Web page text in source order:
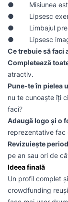
● Misiunea este
● Lipsesc
● Limbajul prea
● Lipsesc
Ce trebuie să faci
Completează
atractiv.
Pune-te în pielea
nu te cunoaște îți
faci?
Adaugă logo și o
reprezentative fac
Revizuiește
pe an sau ori de
Ideea finală
Un profil complet
crowdfunding